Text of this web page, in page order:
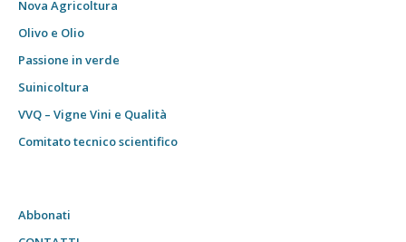
Nova Agricoltura
Olivo e Olio
Passione in verde
Suinicoltura
VVQ – Vigne Vini e Qualità
Comitato tecnico scientifico
Abbonati